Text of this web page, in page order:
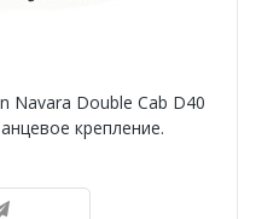
Navara Double Cab D40
крепление.